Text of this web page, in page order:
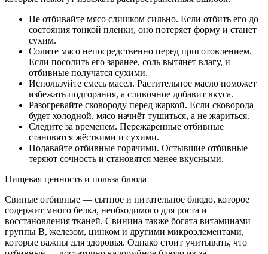
Не отбивайте мясо слишком сильно. Если отбить его до
состояния тонкой плёнки, оно потеряет форму и станет
сухим.
Солите мясо непосредственно перед приготовлением.
Если посолить его заранее, соль вытянет влагу, и
отбивные получатся сухими.
Используйте смесь масел. Растительное масло поможет
избежать подгорания, а сливочное добавит вкуса.
Разогревайте сковороду перед жаркой. Если сковорода
будет холодной, мясо начнёт тушиться, а не жариться.
Следите за временем. Пережаренные отбивные
становятся жёсткими и сухими.
Подавайте отбивные горячими. Остывшие отбивные
теряют сочность и становятся менее вкусными.
Пищевая ценность и польза блюда
Свиные отбивные — сытное и питательное блюдо, которое
содержит много белка, необходимого для роста и
восстановления тканей. Свинина также богата витаминами
группы B, железом, цинком и другими микроэлементами,
которые важны для здоровья. Однако стоит учитывать, что